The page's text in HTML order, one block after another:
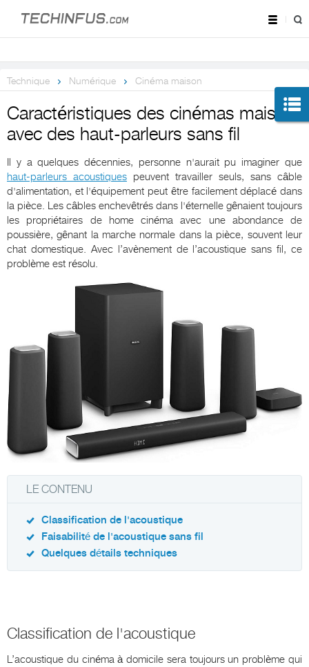
Technique Numérique Cinéma maison
Caractéristiques des cinémas maison
avec des haut-parleurs sans fil
Il y a quelques décennies, personne n'aurait pu imaginer que
haut-parleurs acoustiques peuvent travailler seuls, sans câble
d'alimentation, et l'équipement peut être facilement déplacé dans
la pièce. Les câbles enchevêtrés dans l'éternelle gênaient toujours
les propriétaires de home cinéma avec une abondance de
poussière, gênant la marche normale dans la pièce, souvent leur
chat domestique. Avec l’avènement de l’acoustique sans fil, ce
problème est résolu.
LE CONTENU
Classification de l'acoustique
Faisabilité de l'acoustique sans fil
Quelques détails techniques
Classification de l'acoustique
L’acoustique du cinéma à domicile sera toujours un problème qui